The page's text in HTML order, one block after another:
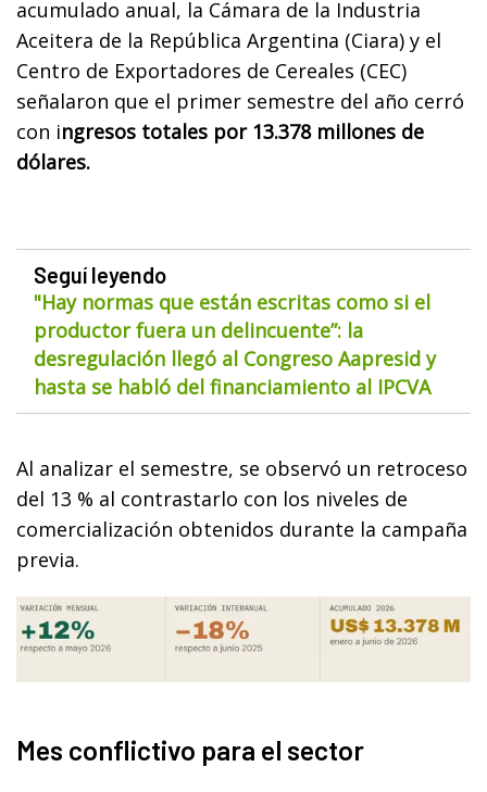
acumulado anual, la Cámara de la Industria
Aceitera de la República Argentina (Ciara) y el
Centro de Exportadores de Cereales (CEC)
señalaron que el primer semestre del año cerró
con ingresos totales por 13.378 millones de
dólares.
Seguí leyendo
"Hay normas que están escritas como si el
productor fuera un delincuente”: la
desregulación llegó al Congreso Aapresid y
hasta se habló del financiamiento al IPCVA
Al analizar el semestre, se observó un retroceso
del 13 % al contrastarlo con los niveles de
comercialización obtenidos durante la campaña
previa.
Mes conflictivo para el sector